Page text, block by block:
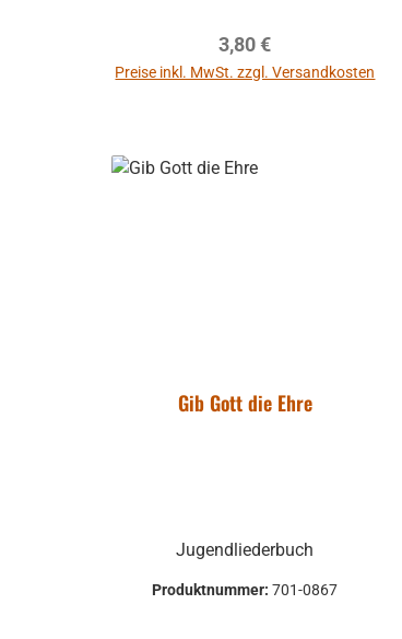
Regulärer Preis:
3,80 €
Preise inkl. MwSt. zzgl. Versandkosten
Gib Gott die Ehre
Jugendliederbuch
Produktnummer:701-0867